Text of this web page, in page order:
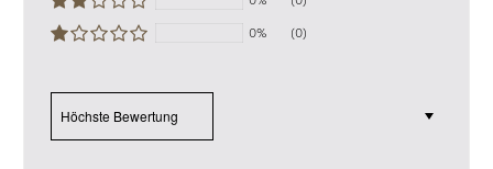
davon gesättigte
Kohlenhydrate:
0 g
davon Zucker:
Eiweiß:
0 g
0% (0)